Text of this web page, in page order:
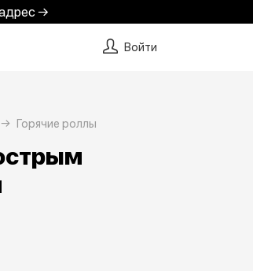
→
Войти
Горячие роллы